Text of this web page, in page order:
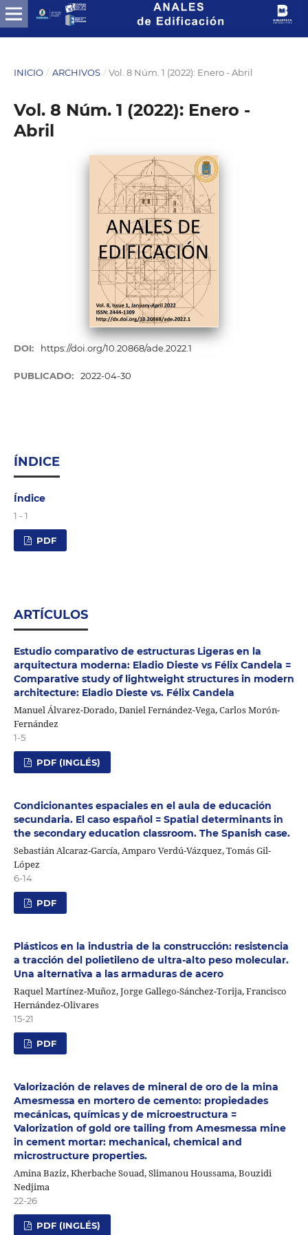
INICIO / ARCHIVOS / Vol. 8 Núm. 1 (2022): Enero - Abril
Vol. 8 Núm. 1 (2022): Enero -
Abril
DOI: https://doi.org/10.20868/ade.2022.1
PUBLICADO: 2022-04-30
ÍNDICE
Índice
1 - 1
PDF
ARTÍCULOS
Estudio comparativo de estructuras Ligeras en la
arquitectura moderna: Eladio Dieste vs Félix Candela =
Comparative study of lightweight structures in modern
architecture: Eladio Dieste vs. Félix Candela
Manuel Álvarez-Dorado, Daniel Fernández-Vega, Carlos Morón-
Fernández
1-5
PDF (INGLÉS)
Condicionantes espaciales en el aula de educación
secundaria. El caso español = Spatial determinants in
the secondary education classroom. The Spanish case.
Sebastián Alcaraz-García, Amparo Verdú-Vázquez, Tomás Gil-
López
6-14
PDF
Plásticos en la industria de la construcción: resistencia
a tracción del polietileno de ultra-alto peso molecular.
Una alternativa a las armaduras de acero
Raquel Martínez-Muñoz, Jorge Gallego-Sánchez-Torija, Francisco
Hernández-Olivares
15-21
PDF
Valorización de relaves de mineral de oro de la mina
Amesmessa en mortero de cemento: propiedades
mecánicas, químicas y de microestructura =
Valorization of gold ore tailing from Amesmessa mine
in cement mortar: mechanical, chemical and
microstructure properties.
Amina Baziz, Kherbache Souad, Slimanou Houssama, Bouzidi
Nedjima
22-26
PDF (INGLÉS)